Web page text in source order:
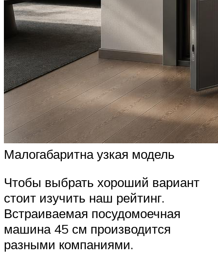
Малогабаритна узкая модель
Чтобы выбрать хороший вариант
стоит изучить наш рейтинг.
Встраиваемая посудомоечная
машина 45 см производится
разными компаниями.